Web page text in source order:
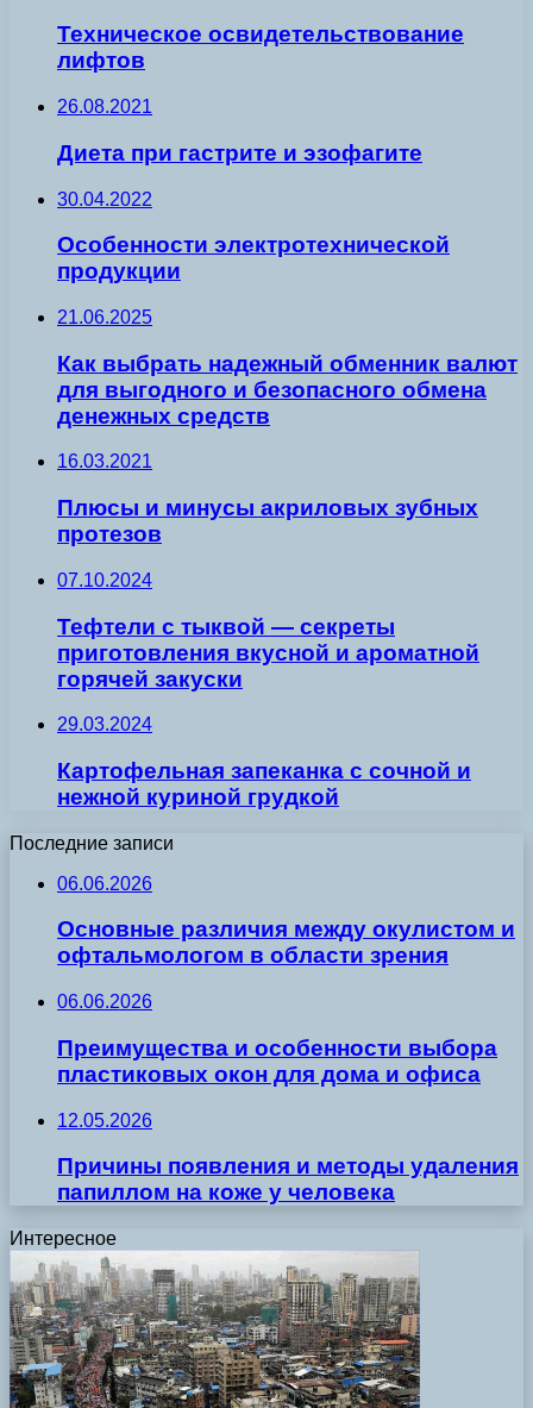
Техническое освидетельствование
лифтов
26.08.2021
Диета при гастрите и эзофагите
30.04.2022
Особенности электротехнической
продукции
21.06.2025
Как выбрать надежный обменник валют
для выгодного и безопасного обмена
денежных средств
16.03.2021
Плюсы и минусы акриловых зубных
протезов
07.10.2024
Тефтели с тыквой — секреты
приготовления вкусной и ароматной
горячей закуски
29.03.2024
Картофельная запеканка с сочной и
нежной куриной грудкой
Последние записи
06.06.2026
Основные различия между окулистом и
офтальмологом в области зрения
06.06.2026
Преимущества и особенности выбора
пластиковых окон для дома и офиса
12.05.2026
Причины появления и методы удаления
папиллом на коже у человека
Интересное